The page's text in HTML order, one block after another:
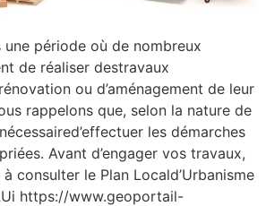
une période où de nombreux
de réaliser destravaux
ou d’aménagement de leur
rappelons que, selon la nature de
les démarches
Avant d’engager vos travaux,
consulter le Plan Locald’Urbanisme
https://www.geoportail-